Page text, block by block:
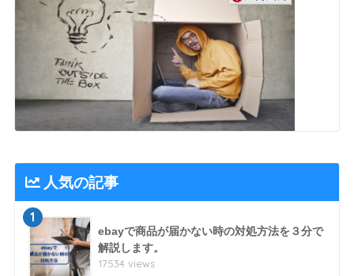
人気の記事
1
ebayで商品が届かない時の対処方法を３分で
解説します。
17534 views